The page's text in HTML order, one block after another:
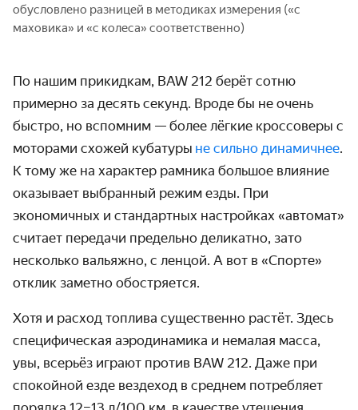
обусловлено разницей в методиках измерения («с
маховика» и «с колеса» соответственно)
По нашим прикидкам, BAW 212 берёт сотню
примерно за десять секунд. Вроде бы не очень
быстро, но вспомним — более лёгкие кроссоверы с
моторами схожей кубатуры не сильно динамичнее.
К тому же на характер рамника большое влияние
оказывает выбранный режим езды. При
экономичных и стандартных настройках «автомат»
считает передачи предельно деликатно, зато
несколько вальяжно, с ленцой. А вот в «Спорте»
отклик заметно обостряется.
Хотя и расход топлива существенно растёт. Здесь
специфическая аэродинамика и немалая масса,
увы, всерьёз играют против BAW 212. Даже при
спокойной езде вездеход в среднем потребляет